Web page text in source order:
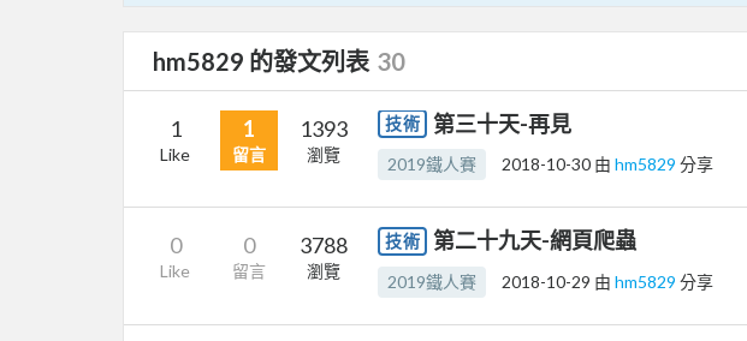
hm5829 的發文列表 30
1
Like
1
留言
1393
瀏覽
技術 第三十天-再見
2019鐵人賽 2018-10-30 由 hm5829 分享
0
Like
0
留言
3788
瀏覽
技術 第二十九天-網頁爬蟲
2019鐵人賽 2018-10-29 由 hm5829 分享